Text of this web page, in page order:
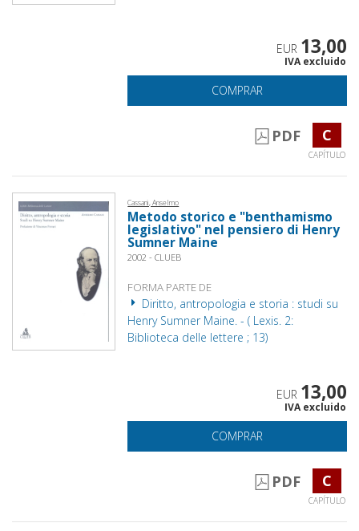
EUR 13,00
IVA excluido
COMPRAR
PDF C
CAPÍTULO
Cassani, Anselmo
Metodo storico e "benthamismo
legislativo" nel pensiero di Henry
Sumner Maine
2002 - CLUEB
FORMA PARTE DE
Diritto, antropologia e storia : studi su
Henry Sumner Maine. - ( Lexis. 2:
Biblioteca delle lettere ; 13)
EUR 13,00
IVA excluido
COMPRAR
PDF C
CAPÍTULO